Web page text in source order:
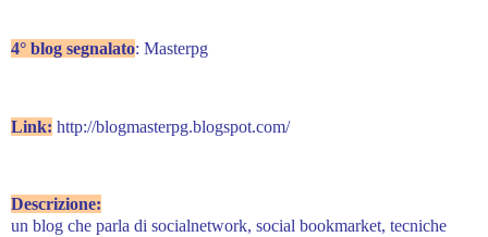
4° blog segnalato: Masterpg
Link: http://blogmasterpg.blogspot.com/
Descrizione:
un blog che parla di socialnetwork, social bookmarket, tecniche